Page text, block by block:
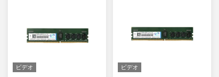
ビデオ ビデオ